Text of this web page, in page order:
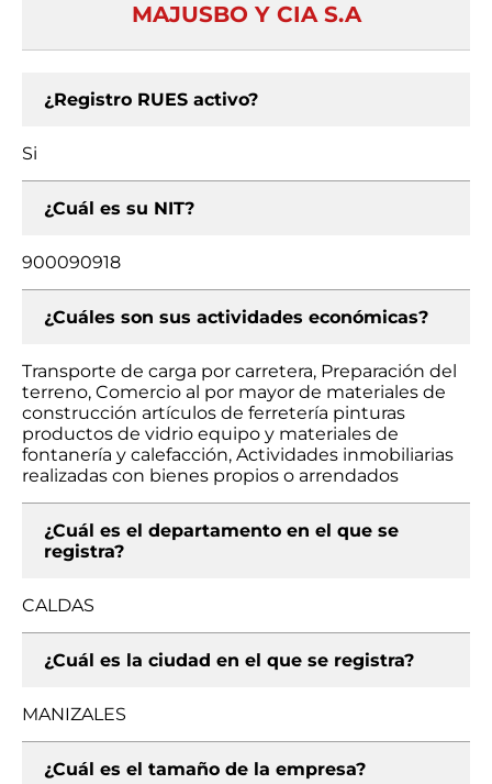
MAJUSBO Y CIA S.A
¿Registro RUES activo?
Si
¿Cuál es su NIT?
900090918
¿Cuáles son sus actividades económicas?
Transporte de carga por carretera, Preparación del
terreno, Comercio al por mayor de materiales de
construcción artículos de ferretería pinturas
productos de vidrio equipo y materiales de
fontanería y calefacción, Actividades inmobiliarias
realizadas con bienes propios o arrendados
¿Cuál es el departamento en el que se
registra?
CALDAS
¿Cuál es la ciudad en el que se registra?
MANIZALES
¿Cuál es el tamaño de la empresa?